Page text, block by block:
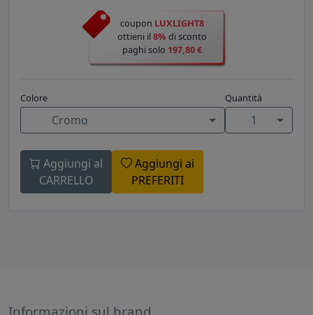
coupon LUXLIGHT8
ottieni il8% di sconto
paghi solo 197,80 €
Colore
Cromo
Quantità
1
Aggiungi al
CARRELLO
Aggiungi ai
PREFERITI